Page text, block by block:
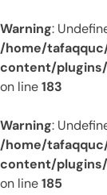
Warning:
/home/
content/
on line183
Warning:
/home/
content/
on line185